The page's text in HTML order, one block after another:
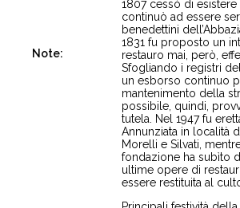
Note:
1807 cessò di
continuò ad essere
benedettini
1831 fu proposto un
restauro mai, però,
Sfogliando i registri
un esborso continuo
mantenimento della
possibile, quindi,
tutela. Nel 1947 fu
Annunziata in località
Morelli e Silvati,
fondazione ha subìto
ultime opere di
essere restituita al